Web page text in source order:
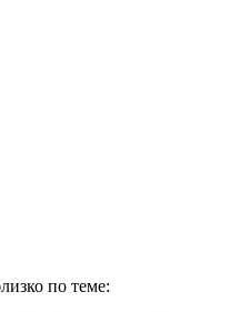
по теме: